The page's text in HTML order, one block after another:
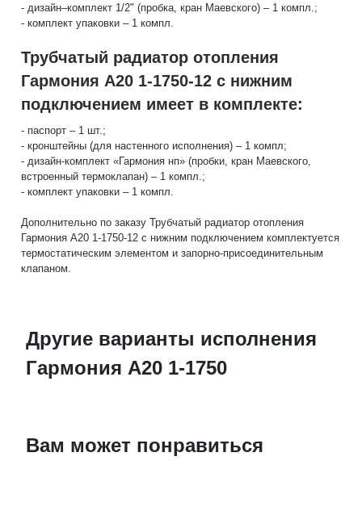
- дизайн–комплект 1/2" (пробка, кран Маевского) – 1 компл.;
- комплект упаковки – 1 компл.
Трубчатый радиатор отопления
Гармония А20 1-1750-12 с нижним
подключением имеет в комплекте:
- паспорт – 1 шт.;
- кронштейны (для настенного исполнения) – 1 компл;
- дизайн-комплект «Гармония нп» (пробки, кран Маевского,
встроенный термоклапан) – 1 компл.;
- комплект упаковки – 1 компл.
Дополнительно по заказу Трубчатый радиатор отопления
Гармония А20 1-1750-12 с нижним подключением комплектуется
термостатическим элементом и запорно-присоединительным
клапаном.
Другие варианты исполнения
Гармония А20 1-1750
Вам может понравиться